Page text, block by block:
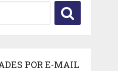
POR E-MAIL